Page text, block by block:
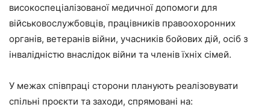
високоспеціалізованої медичної допомоги для
військовослужбовців, працівників правоохоронних
органів, ветеранів війни, учасників бойових дій, осіб з
інвалідністю внаслідок війни та членів їхніх сімей.
У межах співпраці сторони планують реалізовувати
спільні проєкти та заходи, спрямовані на: